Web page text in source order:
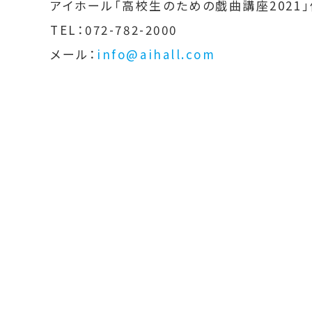
アイホール「高校生のための戯曲講座2021
TEL：072-782-2000
メール： info@aihall.com